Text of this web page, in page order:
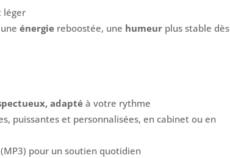
léger
énergie reboostée, une humeur plus stable dès
adapté à votre rythme
puissantes et personnalisées, en cabinet ou en
pour un soutien quotidien